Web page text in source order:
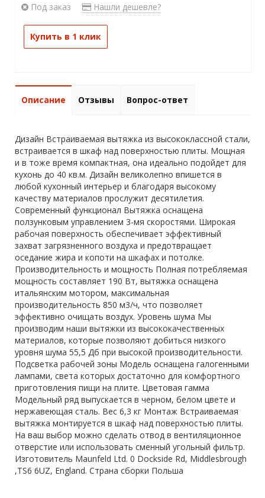
Под заказ Нашли дешевле?
Купить в 1 клик
Описание Отзывы Вопрос-ответ
Дизайн Встраиваемая вытяжка из высококлассной стали,
встраивается в шкаф над поверхностью плиты. Мощная
и в тоже время компактная, она идеально подойдет для
кухонь до 40 кв.м. Дизайн великолепно впишется в
любой кухонный интерьер и благодаря высокому
качеству материалов прослужит десятилетия.
Современный функционал Вытяжка оснащена
ползунковым управлением 3-мя скоростями. Широкая
рабочая поверхность обеспечивает эффективный
захват загрязненного воздуха и предотвращает
оседание жира и копоти на шкафах и потолке.
Производительность и мощность Полная потребляемая
мощность составляет 190 Вт, вытяжка оснащена
итальянским мотором, максимальная
производительность 850 м3/ч, что позволяет
эффективно очищать воздух. Уровень шума Мы
производим наши вытяжки из высококачественных
материалов, которые позволяют добиться низкого
уровня шума 55,5 Дб при высокой производительности.
Подсветка рабочей зоны Модель оснащена галогенными
лампами, света которых достаточно для комфортного
приготовления пищи на плите. Цветовая гамма
Модельный ряд выпускается в черном, белом цвете и
нержавеющая сталь. Вес 6,3 кг Монтаж Встраиваемая
вытяжка монтируется в шкаф над поверхностью плиты.
На ваш выбор можно сделать отвод в вентиляционное
отверстие или использовать сменный угольный фильтр.
Изготовитель Maunfeld Ltd. 0 Dockside Rd, Middlesbrough
,TS6 6UZ, England. Страна сборки Польша